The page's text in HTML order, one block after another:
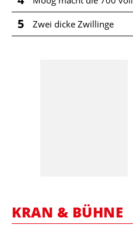
5 Zwei dicke Zwillinge
KRAN & BÜHNE